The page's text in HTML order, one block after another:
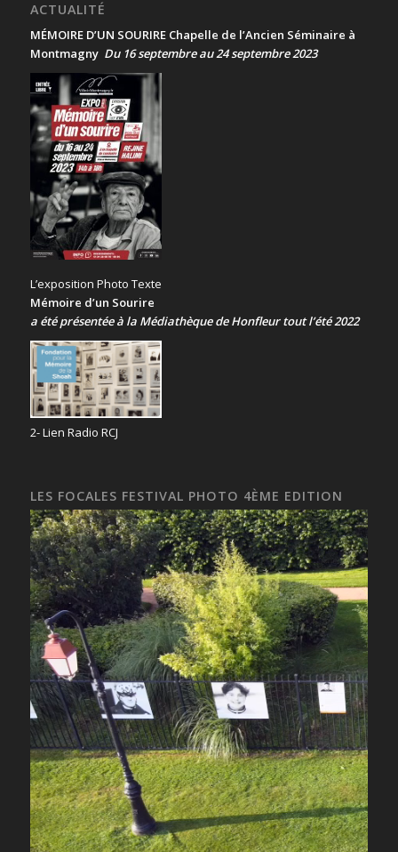
ACTUALITÉ
MÉMOIRE D’UN SOURIRE Chapelle de l’Ancien Séminaire à
Montmagny Du 16 septembre au 24 septembre 2023
L’exposition Photo Texte
Mémoire d’un Sourire
a été présentéeà la Médiathèque de Honfleur tout l’été 2022
2- Lien Radio RCJ
LES FOCALES FESTIVAL PHOTO 4ÈME EDITION